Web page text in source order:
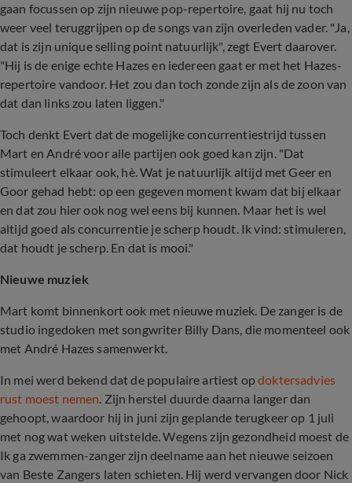
gaan focussen op zijn nieuwe pop-repertoire, gaat hij nu toch
weer veel teruggrijpen op de songs van zijn overleden vader. "Ja,
dat is zijn unique selling point natuurlijk", zegt Evert daarover.
"Hij is de enige echte Hazes en iedereen gaat er met het Hazes-
repertoire vandoor. Het zou dan toch zonde zijn als de zoon van
dat dan links zou laten liggen."
Toch denkt Evert dat de mogelijke concurrentiestrijd tussen
Mart en André voor alle partijen ook goed kan zijn. "Dat
stimuleert elkaar ook, hè. Wat je natuurlijk altijd met Geer en
Goor gehad hebt: op een gegeven moment kwam dat bij elkaar
en dat zou hier ook nog wel eens bij kunnen. Maar het is wel
altijd goed als concurrentie je scherp houdt. Ik vind: stimuleren,
dat houdt je scherp. En dat is mooi."
Nieuwe muziek
Mart komt binnenkort ook met nieuwe muziek. De zanger is de
studio ingedoken met songwriter Billy Dans, die momenteel ook
met André Hazes samenwerkt.
In mei werd bekend dat de populaire artiest opdoktersadvies
rust moest nemen. Zijn herstel duurde daarna langer dan
gehoopt, waardoor hij in juni zijn geplande terugkeer op 1 juli
met nog wat weken uitstelde. Wegens zijn gezondheid moest de
Ik ga zwemmen-zanger zijn deelname aan het nieuwe seizoen
van Beste Zangers laten schieten. Hij werd vervangen door Nick